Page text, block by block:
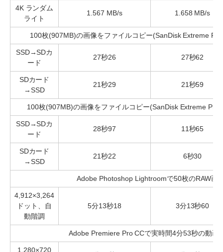
4K ランダム
ライト
1.567 MB/s 1.658 MB/s
100枚(907MB)の画像をファイルコピー(SanDisk Extreme
SSD→SDカ
ード
27秒26 27秒62
SDカード
→SSD
21秒29 21秒59
100枚(907MB)の画像をファイルコピー(SanDisk Extreme Pro
SSD→SDカ
ード
28秒97 11秒65
SDカード
→SSD
21秒22 6秒30
Adobe Photoshop Lightroomで50枚のRAW画
4,912×3,264
ドット、自
動階調
5分13秒18 3分13秒60
Adobe Premiere Pro CCで実時間4分53秒の動画
1,280×720